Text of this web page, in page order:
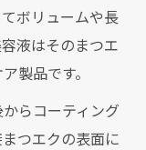
ボリュームや長
液はそのまつエ
製品です。
らコーティング
つエクの表面に